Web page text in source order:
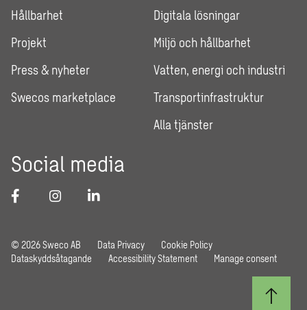
Hållbarhet
Projekt
Press & nyheter
Swecos marketplace
Digitala lösningar
Miljö och hållbarhet
Vatten, energi och industri
Transportinfrastruktur
Alla tjänster
Social media
© 2026 Sweco AB Data Privacy
Cookie Policy
Dataskyddsåtagande
Accessibility Statement Manage consent